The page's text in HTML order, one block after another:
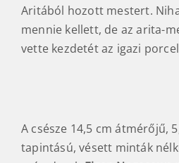
Aritából hozott mestert.
mennie kellett, de az arita-
vette kezdetét az igazi
A csésze 14,5 cm átmérőjű,
tapintású, vésett minták